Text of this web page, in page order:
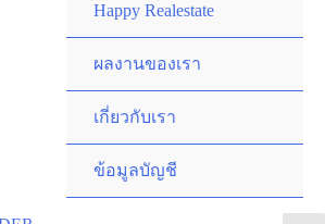
Happy Realestate
ผลงานของเรา
เกี่ยวกับเรา
ข้อมูลบัญชี